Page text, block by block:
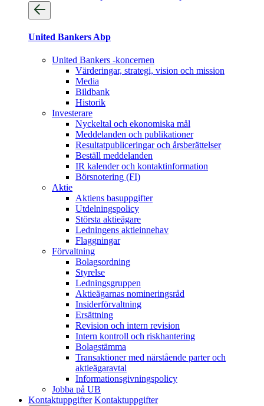
United Bankers Abp
United Bankers -koncernen
Värderingar, strategi, vision och mission
Media
Bildbank
Historik
Investerare
Nyckeltal och ekonomiska mål
Meddelanden och publikationer
Resultatpubliceringar och årsberättelser
Beställ meddelanden
IR kalender och kontaktinformation
Börsnotering (FI)
Aktie
Aktiens basuppgifter
Utdelningspolicy
Största aktieägare
Ledningens aktieinnehav
Flaggningar
Förvaltning
Bolagsordning
Styrelse
Ledningsgruppen
Aktieägarnas nomineringsråd
Insiderförvaltning
Ersättning
Revision och intern revision
Intern kontroll och riskhantering
Bolagstämma
Transaktioner med närstående parter och
aktieägaravtal
Informationsgivningspolicy
Jobba på UB
Kontaktuppgifter Kontaktuppgifter